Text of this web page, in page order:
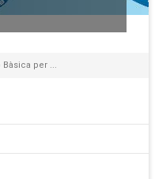
Bàsica per ...